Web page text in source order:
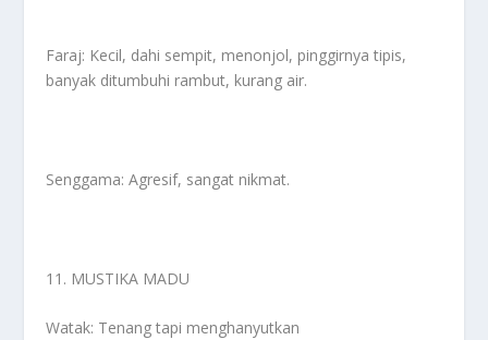
Faraj: Kecil, dahi sempit, menonjol, pinggirnya tipis,
banyak ditumbuhi rambut, kurang air.
Senggama: Agresif, sangat nikmat.
11. MUSTIKA MADU
Watak: Tenang tapi menghanyutkan